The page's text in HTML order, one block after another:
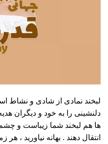
لبخند نمادی از شادی و نشاط
دلنشینی را به خود و دیگران
ها هم لبخند شما زیباست و چشم
انتقال دهند . بهانه نیاورید ،